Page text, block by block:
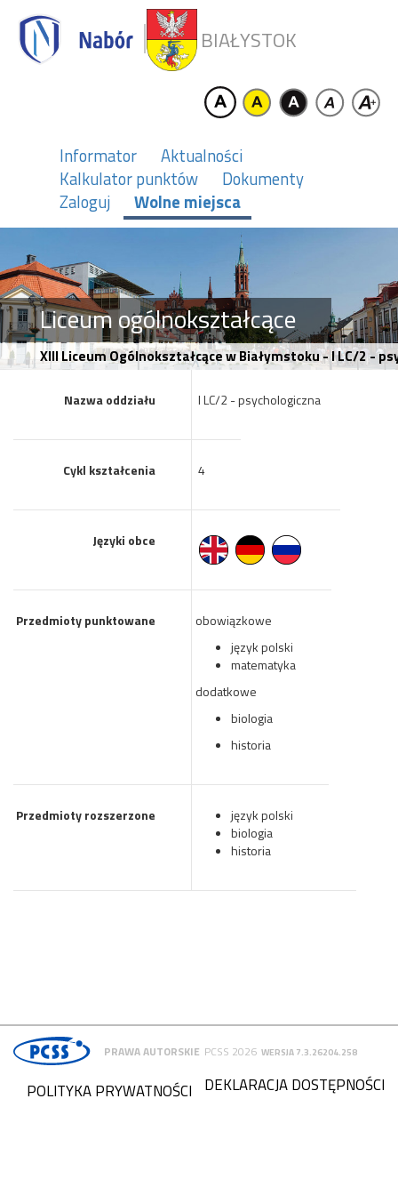
BIAŁYSTOK
Informator
Aktualności
Kalkulator punktów
Dokumenty
Zaloguj
Wolne miejsca
Liceum ogólnokształcące
XIII Liceum Ogólnokształcące w Białymstoku - I LC/2 -
Nazwa oddziału I LC/2 - psychologiczna
Cykl kształcenia 4
Języki obce
Przedmioty punktowane
obowiązkowe
język polski
matematyka
dodatkowe
biologia
historia
Przedmioty rozszerzone
język polski
biologia
historia
PRAWA AUTORSKIE PCSS 2026 WERSJA 7.3.26204.258
DEKLARACJA DOSTĘPNOŚCI
POLITYKA PRYWATNOŚCI